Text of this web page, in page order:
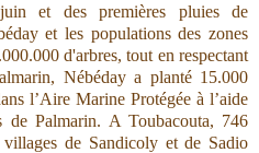
et des premières pluies de
et les populations des zones
d'arbres, tout en respectant
Nébéday a planté 15.000
l’Aire Marine Protégée à l’aide
de Palmarin. A Toubacouta, 746
de Sandicoly et de Sadio